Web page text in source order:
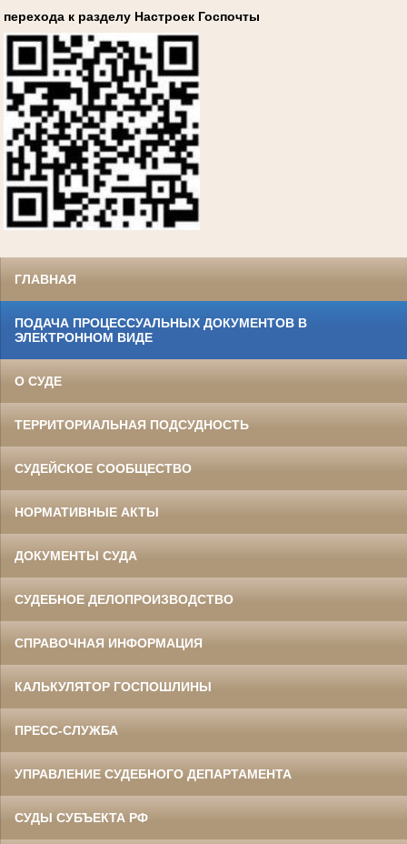
перехода к разделу Настроек Госпочты
ГЛАВНАЯ
ПОДАЧА ПРОЦЕССУАЛЬНЫХ ДОКУМЕНТОВ В
ЭЛЕКТРОННОМ ВИДЕ
О СУДЕ
ТЕРРИТОРИАЛЬНАЯ ПОДСУДНОСТЬ
СУДЕЙСКОЕ СООБЩЕСТВО
НОРМАТИВНЫЕ АКТЫ
ДОКУМЕНТЫ СУДА
СУДЕБНОЕ ДЕЛОПРОИЗВОДСТВО
СПРАВОЧНАЯ ИНФОРМАЦИЯ
КАЛЬКУЛЯТОР ГОСПОШЛИНЫ
ПРЕСС-СЛУЖБА
УПРАВЛЕНИЕ СУДЕБНОГО ДЕПАРТАМЕНТА
СУДЫ СУБЪЕКТА РФ